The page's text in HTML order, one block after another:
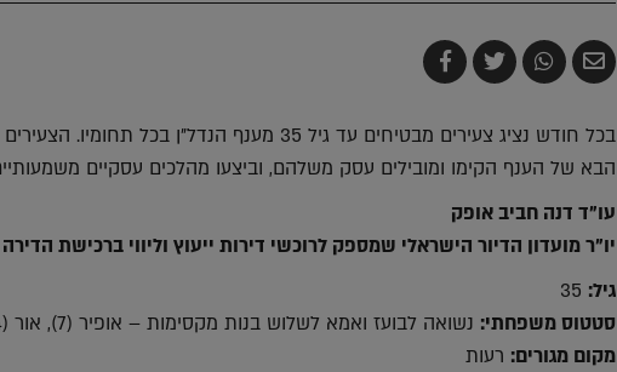
שלח
בדואר
שתף
ב-
צייץ
ב-
שתף
ב-
בכל חודש נציג צעירים מבטיחים עד גיל 35 מענף הנדל"ן בכל
הבא של הענף הקימו ומובילים עסק משלהם, וביצעו מהלכים עסקיים
עו"ד דנה חביב אופק
יו"ר מועדון הדיור הישראלי שמספק לרוכשי דירות ייעוץ וליווי ברכישת הדירה
גיל:
סטטוס משפחתי: נשואה לבועז ואמא לשלוש בנות מקסימות – אופיר (7), אור (4) וזיו (1)
מקום מגורים: רעות